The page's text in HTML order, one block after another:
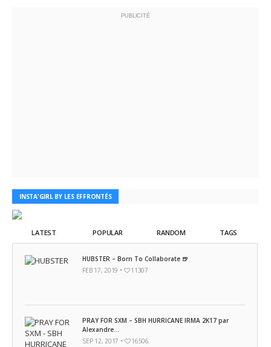
PUBLICITÉ
INSTA'GIRL BY LES EFFRONTÉS
LATEST POPULAR RANDOM TAGS
HUBSTER – Born To Collaborate 🍺
FEB 17, 2019 •
11307
PRAY FOR SXM – SBH HURRICANE IRMA 2K17 par
Alexandre...
SEP 12, 2017 •
16506